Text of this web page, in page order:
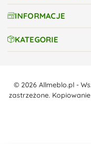
INFORMACJE
KATEGORIE
© 2026 Allmeblo.pl -
zastrzeżone. Kopiowanie